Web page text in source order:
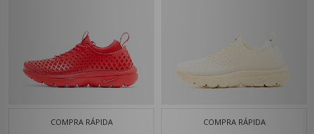
COMPRA RÁPIDA COMPRA RÁPIDA